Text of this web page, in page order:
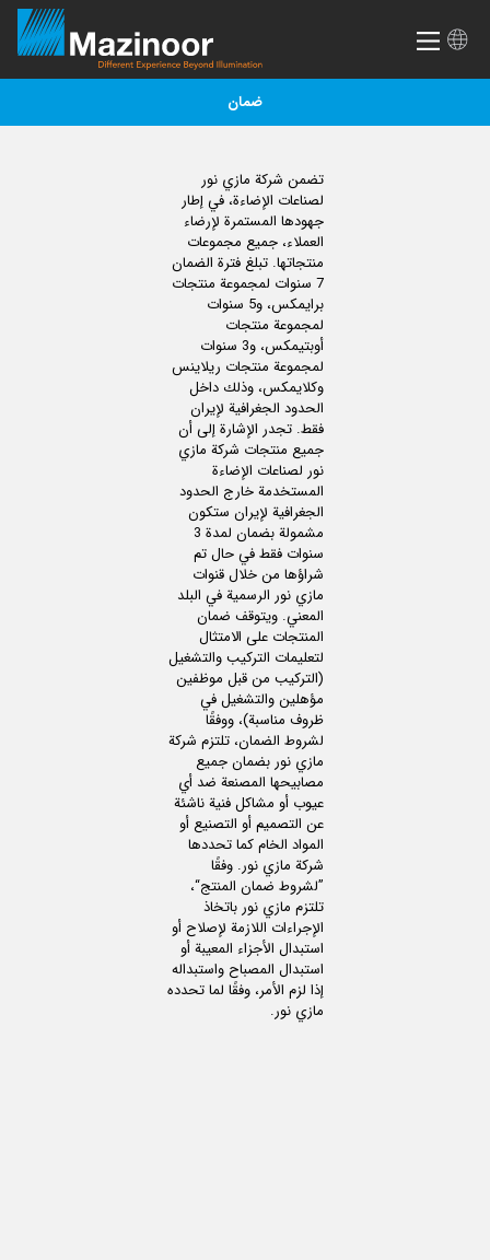
ضمان
تضمن شركة مازي نور
لصناعات الإضاءة، في إطار
جهودها المستمرة لإرضاء
العملاء، جميع مجموعات
منتجاتها. تبلغ فترة الضمان
7 سنوات لمجموعة منتجات
برايمكس، و5 سنوات
لمجموعة منتجات
أوبتيمكس، و3 سنوات
لمجموعة منتجات ريلاينس
وكلايمكس، وذلك داخل
الحدود الجغرافية لإيران
فقط. تجدر الإشارة إلى أن
جميع منتجات شركة مازي
نور لصناعات الإضاءة
المستخدمة خارج الحدود
الجغرافية لإيران ستكون
مشمولة بضمان لمدة 3
سنوات فقط في حال تم
شراؤها من خلال قنوات
مازي نور الرسمية في البلد
المعني. ويتوقف ضمان
المنتجات على الامتثال
لتعليمات التركيب والتشغيل
(التركيب من قبل موظفين
مؤهلين والتشغيل في
ظروف مناسبة)، ووفقًا
لشروط الضمان، تلتزم شركة
مازي نور بضمان جميع
مصابيحها المصنعة ضد أي
عيوب أو مشاكل فنية ناشئة
عن التصميم أو التصنيع أو
المواد الخام كما تحددها
شركة مازي نور. وفقًا
”لشروط ضمان المنتج“،
تلتزم مازي نور باتخاذ
الإجراءات اللازمة لإصلاح أو
استبدال الأجزاء المعيبة أو
استبدال المصباح واستبداله
إذا لزم الأمر، وفقًا لما تحدده
مازي نور.